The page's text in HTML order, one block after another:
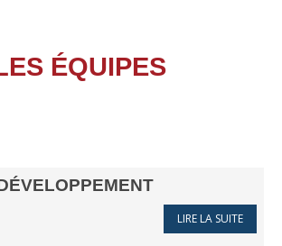
ÉQUIPES
LIRE LA SUITE